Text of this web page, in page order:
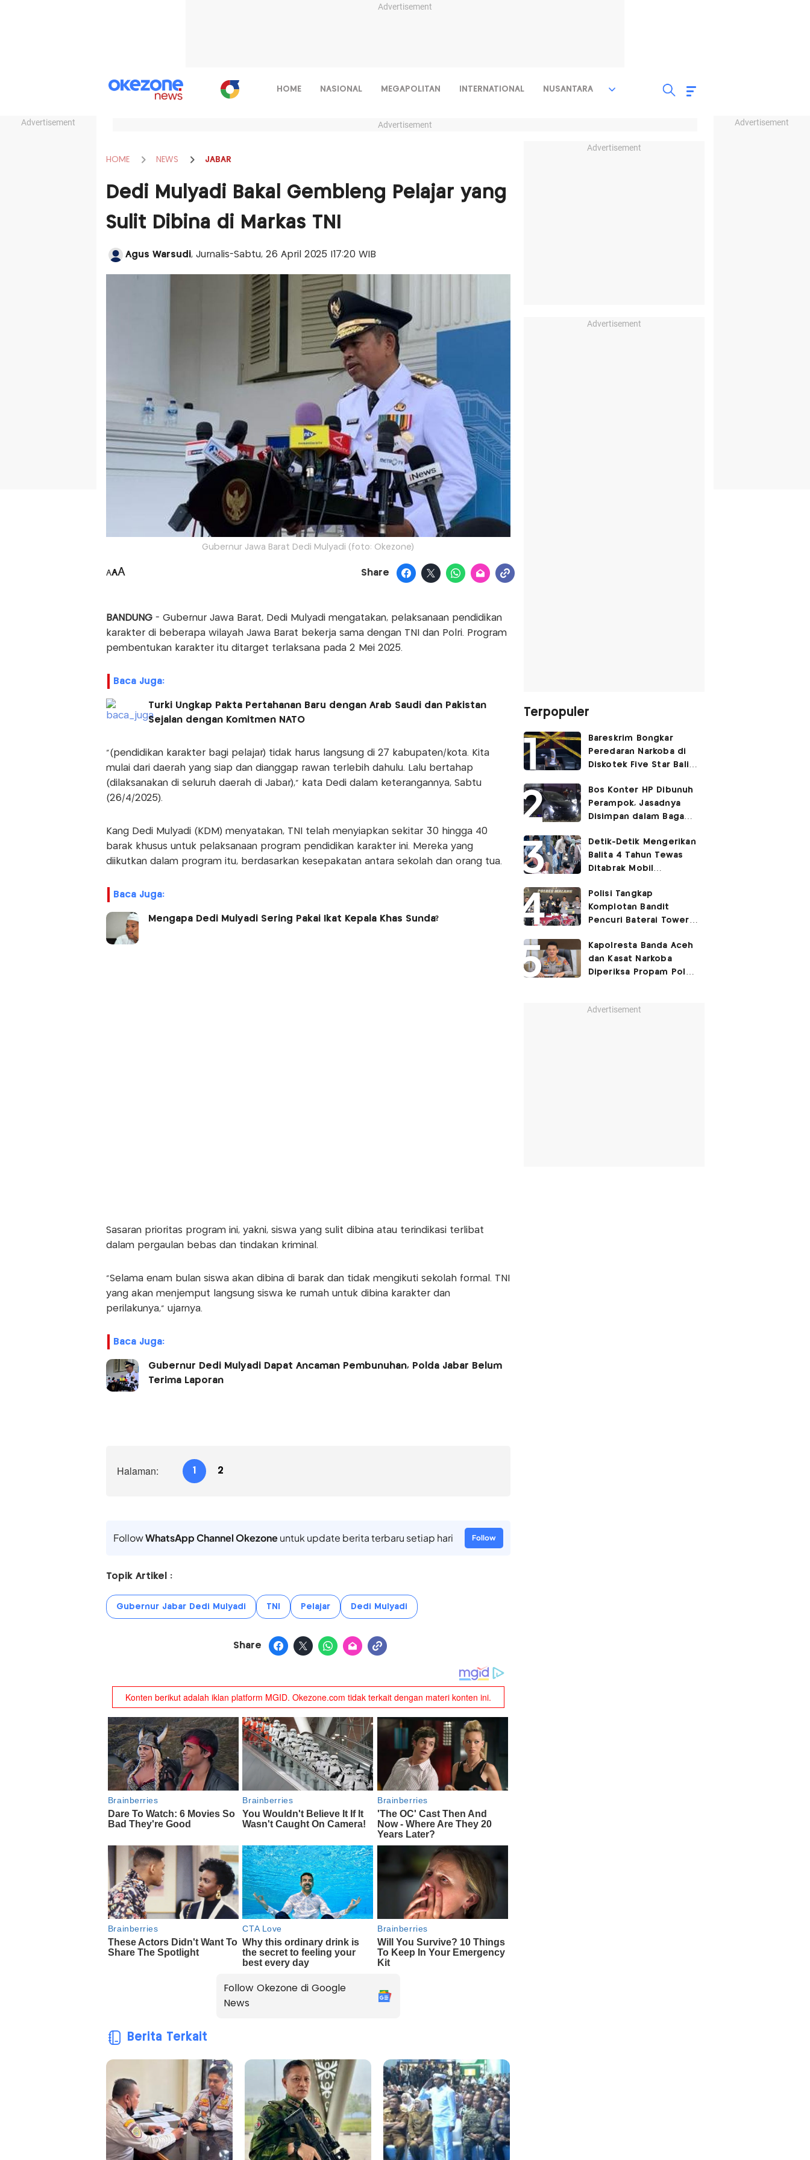
Advertisement
Advertisement Advertisement
HOME NASIONAL MEGAPOLITAN INTERNATIONAL NUSANTARA
Advertisement
HOME NEWS JABAR
Dedi Mulyadi Bakal Gembleng Pelajar yang
Sulit Dibina di Markas TNI
Agus Warsudi, Jurnalis-Sabtu, 26 April 2025 |17:20 WIB
Gubernur Jawa Barat Dedi Mulyadi (foto: Okezone)
AAA Share
BANDUNG- Gubernur Jawa Barat, Dedi Mulyadi mengatakan, pelaksanaan pendidikan
karakter di beberapa wilayah Jawa Barat bekerja sama dengan TNI dan Polri. Program
pembentukan karakter itu ditarget terlaksana pada 2 Mei 2025.
Baca Juga:
Turki Ungkap Pakta Pertahanan Baru dengan Arab Saudi dan Pakistan
Sejalan dengan Komitmen NATO
"(pendidikan karakter bagi pelajar) tidak harus langsung di 27 kabupaten/kota. Kita
mulai dari daerah yang siap dan dianggap rawan terlebih dahulu. Lalu bertahap
(dilaksanakan di seluruh daerah di Jabar)," kata Dedi dalam keterangannya, Sabtu
(26/4/2025).
Kang Dedi Mulyadi (KDM) menyatakan, TNI telah menyiapkan sekitar 30 hingga 40
barak khusus untuk pelaksanaan program pendidikan karakter ini. Mereka yang
diikutkan dalam program itu, berdasarkan kesepakatan antara sekolah dan orang tua.
Baca Juga:
Mengapa Dedi Mulyadi Sering Pakai Ikat Kepala Khas Sunda?
Sasaran prioritas program ini, yakni, siswa yang sulit dibina atau terindikasi terlibat
dalam pergaulan bebas dan tindakan kriminal.
"Selama enam bulan siswa akan dibina di barak dan tidak mengikuti sekolah formal. TNI
yang akan menjemput langsung siswa ke rumah untuk dibina karakter dan
perilakunya," ujarnya.
Baca Juga:
Gubernur Dedi Mulyadi Dapat Ancaman Pembunuhan, Polda Jabar Belum
Terima Laporan
Halaman: 1 2
FollowWhatsApp Channel Okezoneuntuk update berita terbaru setiap hari Follow
Topik Artikel :
Gubernur Jabar Dedi Mulyadi TNI Pelajar Dedi Mulyadi
Share
Follow Okezone di Google
News
Berita Terkait
Advertisement
Advertisement
Terpopuler
Bareskrim Bongkar
Peredaran Narkoba di
Diskotek Five Star Bali,
Bos Konter HP Dibunuh
Perampok, Jasadnya
Disimpan dalam Bagasi
Detik-Detik Mengerikan
Balita 4 Tahun Tewas
Ditabrak Mobil
Polisi Tangkap
Komplotan Bandit
Pencuri Baterai Tower,
Juta
Kapolresta Banda Aceh
dan Kasat Narkoba
Diperiksa Propam Polri,
Advertisement